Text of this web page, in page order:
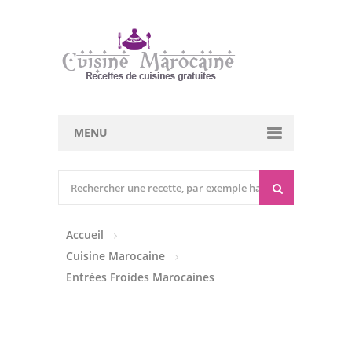
MENU
Entrées Froides
Tajines
Accueil
Cuisine Marocaine
Entrées Froides Marocaines